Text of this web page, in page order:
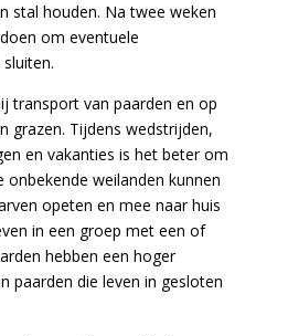
stal houden. Na twee weken
om eventuele
transport van paarden en op
grazen. Tijdens wedstrijden,
en vakanties is het beter om
onbekende weilanden kunnen
opeten en mee naar huis
in een groep met een of
hebben een hoger
paarden die leven in gesloten